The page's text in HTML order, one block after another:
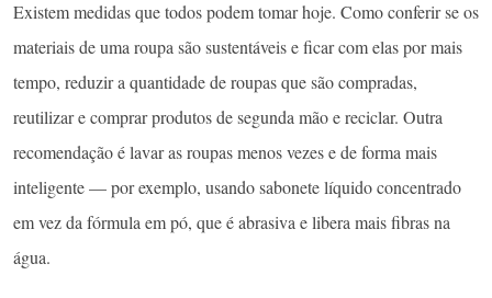
Existem medidas que todos podem tomar hoje. Como conferir se os
materiais de uma roupa são sustentáveis e ficar com elas por mais
tempo, reduzir a quantidade de roupas que são compradas,
reutilizar e comprar produtos de segunda mão e reciclar. Outra
recomendação é lavar as roupas menos vezes e de forma mais
inteligente — por exemplo, usando sabonete líquido concentrado
em vez da fórmula em pó, que é abrasiva e libera mais fibras na
água.